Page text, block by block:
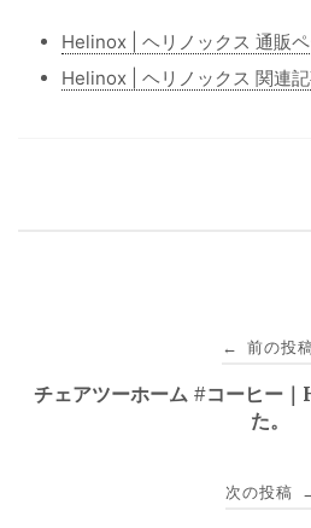
Helinox | ヘリノックス 通販
Helinox | ヘリノックス 関連
稿
← 前の投
チェアツーホーム #コーヒー
た。
次の投稿